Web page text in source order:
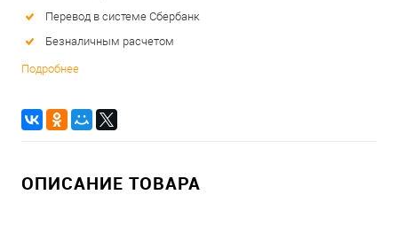
Перевод в системе Сбербанк
Безналичным расчетом
Подробнее
ОПИСАНИЕ ТОВАРА